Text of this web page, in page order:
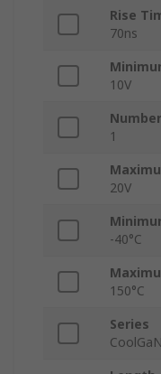
Rise
70ns
10V
1
20V
-40°C
150°C
Series
CoolGaN